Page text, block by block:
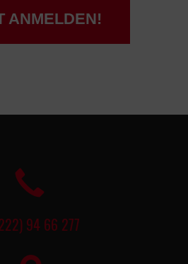
ANMELDEN!
94 66 277